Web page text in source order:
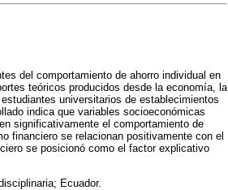
del comportamiento de ahorro individual en
teóricos producidos desde la economía, la
universitarios de establecimientos
indica que variables socioeconómicas
significativamente el comportamiento de
financiero se relacionan positivamente con el
se posicionó como el factor explicativo
Ecuador.